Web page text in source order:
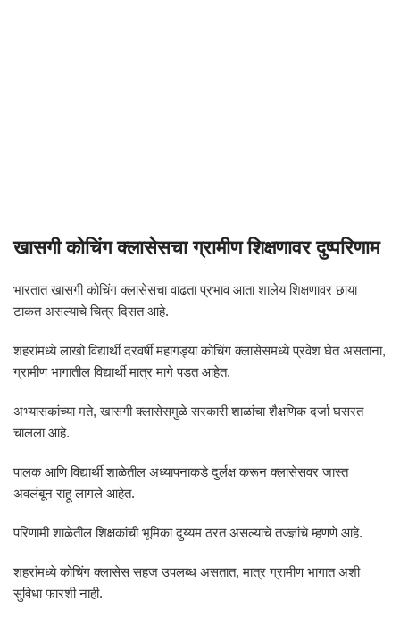
खासगी कोचिंग क्लासेसचा ग्रामीण शिक्षणावर दुष्परिणाम
भारतात खासगी कोचिंग क्लासेसचा वाढता प्रभाव आता शालेय शिक्षणावर छाया
टाकत असल्याचे चित्र दिसत आहे.
शहरांमध्ये लाखो विद्यार्थी दरवर्षी महागड्या कोचिंग क्लासेसमध्ये प्रवेश घेत असताना,
ग्रामीण भागातील विद्यार्थी मात्र मागे पडत आहेत.
अभ्यासकांच्या मते, खासगी क्लासेसमुळे सरकारी शाळांचा शैक्षणिक दर्जा घसरत
चालला आहे.
पालक आणि विद्यार्थी शाळेतील अध्यापनाकडे दुर्लक्ष करून क्लासेसवर जास्त
अवलंबून राहू लागले आहेत.
परिणामी शाळेतील शिक्षकांची भूमिका दुय्यम ठरत असल्याचे तज्ज्ञांचे म्हणणे आहे.
शहरांमध्ये कोचिंग क्लासेस सहज उपलब्ध असतात, मात्र ग्रामीण भागात अशी
सुविधा फारशी नाही.